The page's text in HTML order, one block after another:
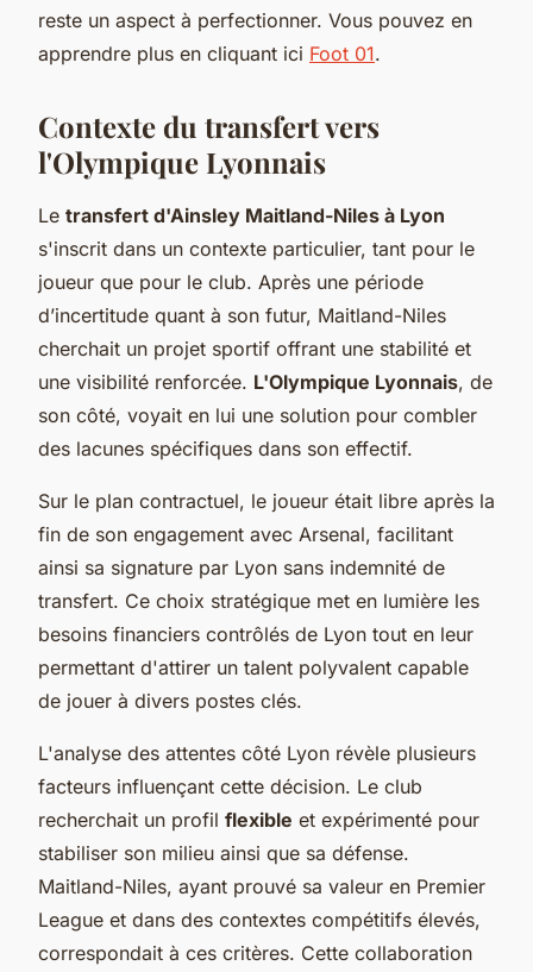
reste un aspect à perfectionner. Vous pouvez en
apprendre plus en cliquant ici Foot 01.
Contexte du transfert vers
l'Olympique Lyonnais
Le transfert d'Ainsley Maitland-Niles à Lyon
s'inscrit dans un contexte particulier, tant pour le
joueur que pour le club. Après une période
d’incertitude quant à son futur, Maitland-Niles
cherchait un projet sportif offrant une stabilité et
une visibilité renforcée. L'Olympique Lyonnais, de
son côté, voyait en lui une solution pour combler
des lacunes spécifiques dans son effectif.
Sur le plan contractuel, le joueur était libre après la
fin de son engagement avec Arsenal, facilitant
ainsi sa signature par Lyon sans indemnité de
transfert. Ce choix stratégique met en lumière les
besoins financiers contrôlés de Lyon tout en leur
permettant d'attirer un talent polyvalent capable
de jouer à divers postes clés.
L'analyse des attentes côté Lyon révèle plusieurs
facteurs influençant cette décision. Le club
recherchait un profil flexible et expérimenté pour
stabiliser son milieu ainsi que sa défense.
Maitland-Niles, ayant prouvé sa valeur en Premier
League et dans des contextes compétitifs élevés,
correspondait à ces critères. Cette collaboration